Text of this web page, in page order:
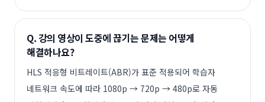
Q.강의 영상이 도중에 끊기는 문제는 어떻게
해결하나요?
HLS 적응형 비트레이트(ABR)가 표준 적용되어 학습자
네트워크 속도에 따라 1080p → 720p → 480p로 자동